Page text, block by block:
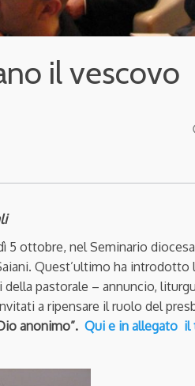
il vescovo
5 ottobre, nel Seminario
Quest’ultimo ha introdotto
pastorale – annuncio,
a ripensare il ruolo del
anonimo”. Qui e in allegato il